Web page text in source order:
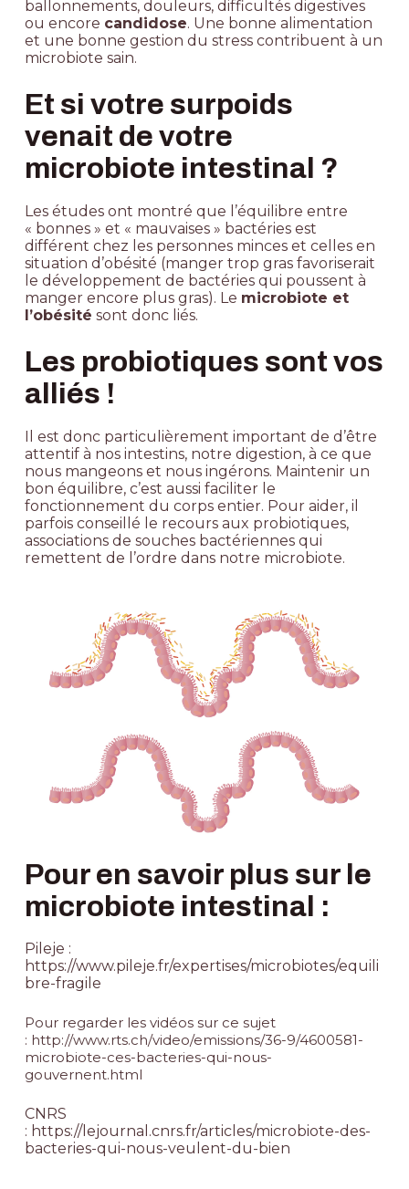
ballonnements, douleurs, difficultés digestives
ou encore candidose. Une bonne alimentation
et une bonne gestion du stress contribuent à un
microbiote sain.
Et si votre surpoids
venait de votre
microbiote intestinal ?
Les études ont montré que l’équilibre entre
« bonnes » et « mauvaises » bactéries est
différent chez les personnes minces et celles en
situation d’obésité (manger trop gras favoriserait
le développement de bactéries qui poussent à
manger encore plus gras). Le microbiote et
l’obésité sont donc liés.
Les probiotiques sont vos
alliés !
Il est donc particulièrement important de d’être
attentif à nos intestins, notre digestion, à ce que
nous mangeons et nous ingérons. Maintenir un
bon équilibre, c’est aussi faciliter le
fonctionnement du corps entier. Pour aider, il
parfois conseillé le recours aux probiotiques,
associations de souches bactériennes qui
remettent de l’ordre dans notre microbiote.
Pour en savoir plus sur le
microbiote intestinal :
Pileje :
https://www.pileje.fr/expertises/microbiotes/equili
bre-fragile
Pour regarder les vidéos sur ce sujet
: http://www.rts.ch/video/emissions/36-9/4600581-
microbiote-ces-bacteries-qui-nous-
gouvernent.html
CNRS
: https://lejournal.cnrs.fr/articles/microbiote-des-
bacteries-qui-nous-veulent-du-bien